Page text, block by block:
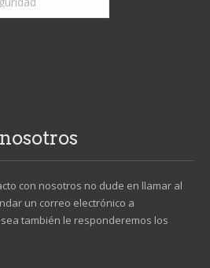
con nosotros no dude en llamar al
un correo electrónico a
también le responderemos los